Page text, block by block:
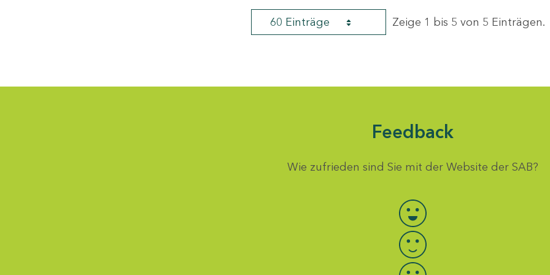
60 Einträge Zeige 1 bis 5 von 5 Einträgen.
Feedback
Wie zufrieden sind Sie mit der Website der SAB?
Bewertung auswählen